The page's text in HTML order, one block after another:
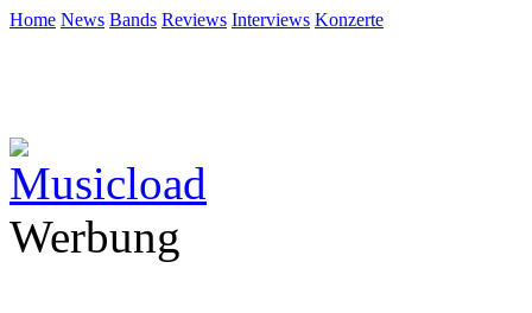
Home News Bands Reviews Interviews Konzerte
Werbung